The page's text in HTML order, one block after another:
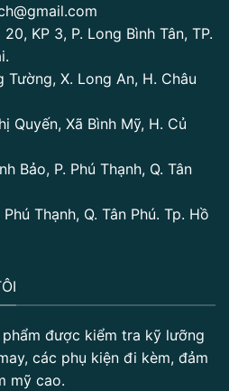
KP 3, P. Long Bình Tân, TP.
Tường, X. Long An, H. Châu
Quyến, Xã Bình Mỹ, H. Củ
Bảo, P. Phú Thạnh, Q. Tân
Thạnh, Q. Tân Phú. Tp. Hồ
được kiểm tra kỹ lưỡng
các phụ kiện đi kèm, đảm
mỹ cao.